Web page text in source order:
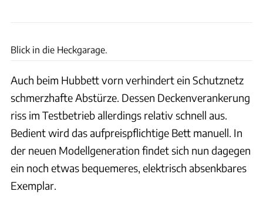
Blick in die Heckgarage.
Auch beim Hubbett vorn verhindert ein Schutznetz
schmerzhafte Abstürze. Dessen Deckenverankerung
riss im Testbetrieb allerdings relativ schnell aus.
Bedient wird das aufpreispflichtige Bett manuell. In
der neuen Modellgeneration findet sich nun dagegen
ein noch etwas bequemeres, elektrisch absenkbares
Exemplar.